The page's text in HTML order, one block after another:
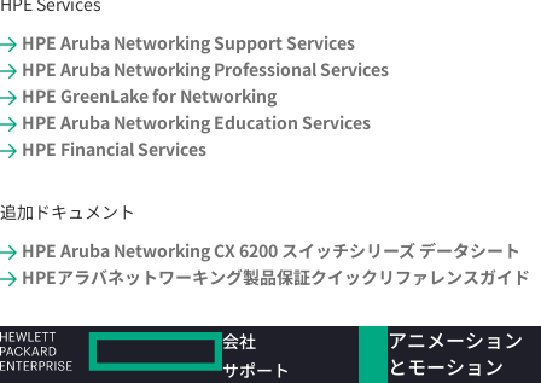
HPE Aruba Networking Support Services
HPE Aruba Networking Professional Services
HPE GreenLake for Networking
HPE Aruba Networking Education Services
HPE Financial Services
追加ドキュメント
HPE Aruba Networking CX 6200 スイッチシリーズ データシート
HPEアラバネットワーキング製品保証クイックリファレンスガイド
会社
サポート
アニメーション
とモーション